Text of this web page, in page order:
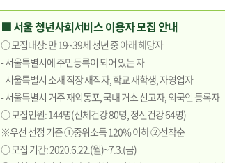
■ 서울 청년사회서비스 이용자 모집 안내
○ 모집대상: 만 19~39세 청년 중 아래 해당자
- 서울특별시에 주민등록이 되어 있는 자
- 서울특별시 소재 직장 재직자, 학교 재학생, 자영업자
- 서울특별시 거주 재외동포, 국내 거소 신고자, 외국인 등록자
○ 모집인원: 144명(신체건강 80명, 정신건강 64명)
※우선 선정 기준 ①중위소득 120% 이하 ②선착순
○ 모집 기간: 2020.6.22.(월)~7.3.(금)